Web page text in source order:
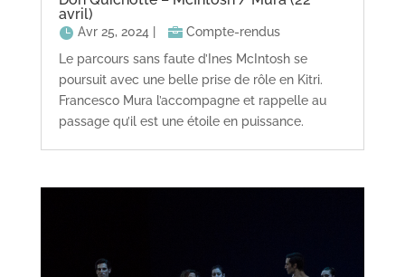
avril)
Avr 25, 2024
Compte-rendus
Le parcours sans faute d’Ines McIntosh se
poursuit avec une belle prise de rôle en Kitri.
Francesco Mura l’accompagne et rappelle au
passage qu’il est une étoile en puissance.